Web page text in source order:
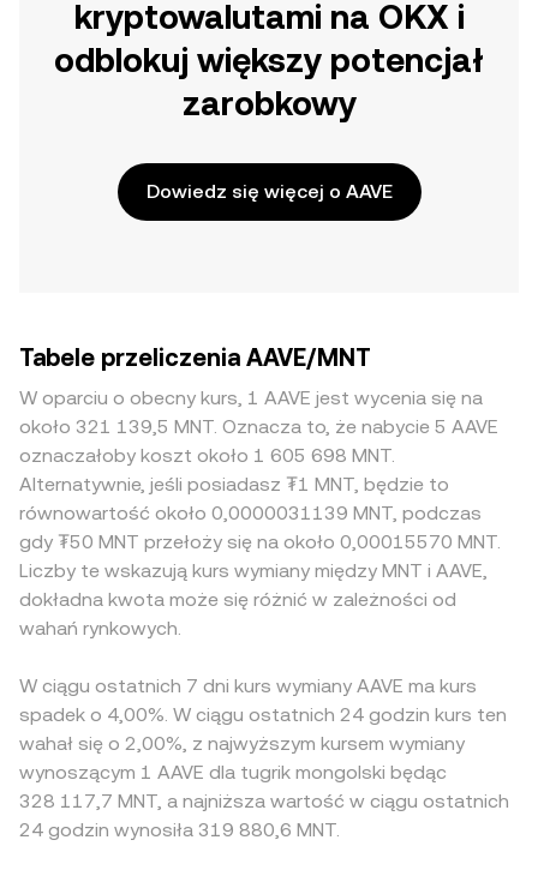
kryptowalutami na OKX i
odblokuj większy potencjał
zarobkowy
Dowiedz się więcej o AAVE
Tabele przeliczenia AAVE/MNT
W oparciu o obecny kurs, 1 AAVE jest wycenia się na
około 321 139,5 MNT. Oznacza to, że nabycie 5 AAVE
oznaczałoby koszt około 1 605 698 MNT.
Alternatywnie, jeśli posiadasz ₮1 MNT, będzie to
równowartość około 0,0000031139 MNT, podczas
gdy ₮50 MNT przełoży się na około 0,00015570 MNT.
Liczby te wskazują kurs wymiany między MNT i AAVE,
dokładna kwota może się różnić w zależności od
wahań rynkowych.
W ciągu ostatnich 7 dni kurs wymiany AAVE ma kurs
spadek o 4,00%. W ciągu ostatnich 24 godzin kurs ten
wahał się o 2,00%, z najwyższym kursem wymiany
wynoszącym 1 AAVE dla tugrik mongolski będąc
328 117,7 MNT, a najniższa wartość w ciągu ostatnich
24 godzin wynosiła 319 880,6 MNT.